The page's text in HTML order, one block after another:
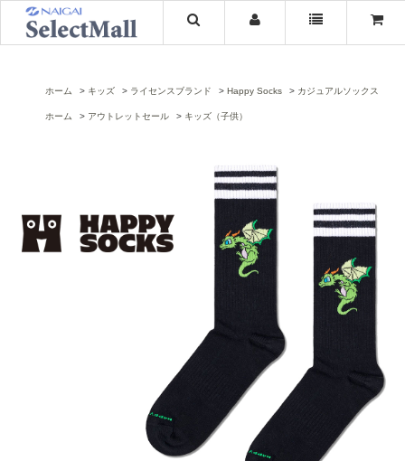
ホーム キッズ ライセンスブランド Happy Socks カジュアルソックス
ホーム アウトレットセール キッズ（子供）